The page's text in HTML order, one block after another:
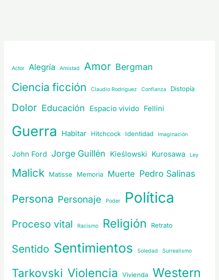
Actor Alegría Amistad Amor Bergman
Ciencia ficción Claudio Rodríguez Confianza Distopía
Dolor Educación Espacio vivido Fellini
Guerra Habitar Hitchcock Identidad Imaginación
John Ford Jorge Guillén Kieślowski Kurosawa Ley
Malick Matisse Memoria Muerte Pedro Salinas
Persona Personaje Poder Política
Proceso vital Racismo Religión Retrato
Sentido Sentimientos Soledad Surrealismo
Tarkovski Violencia Vivienda Western